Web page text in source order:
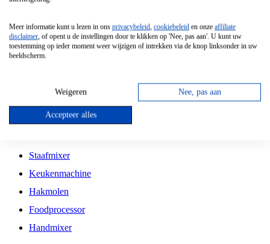
Vrijstaande Magnetron
Vrijstaande Kookplaat
Inbouw Gaskookplaat
Inbouw Keramische Kookplaat
Kookplaat Accessoires
Staafmixer
Keukenmachine
Hakmolen
Foodprocessor
Handmixer
Meer informatie kunt u lezen in ons privacybeleid, cookiebeleid en onze affiliate
disclaimer, of opent u de instellingen door te klikken op 'Nee, pas aan'. U kunt uw
toestemming op ieder moment weer wijzigen of intrekken via de knop linksonder in uw
beeldscherm.
Weigeren Nee, pas aan
Accepteer alles